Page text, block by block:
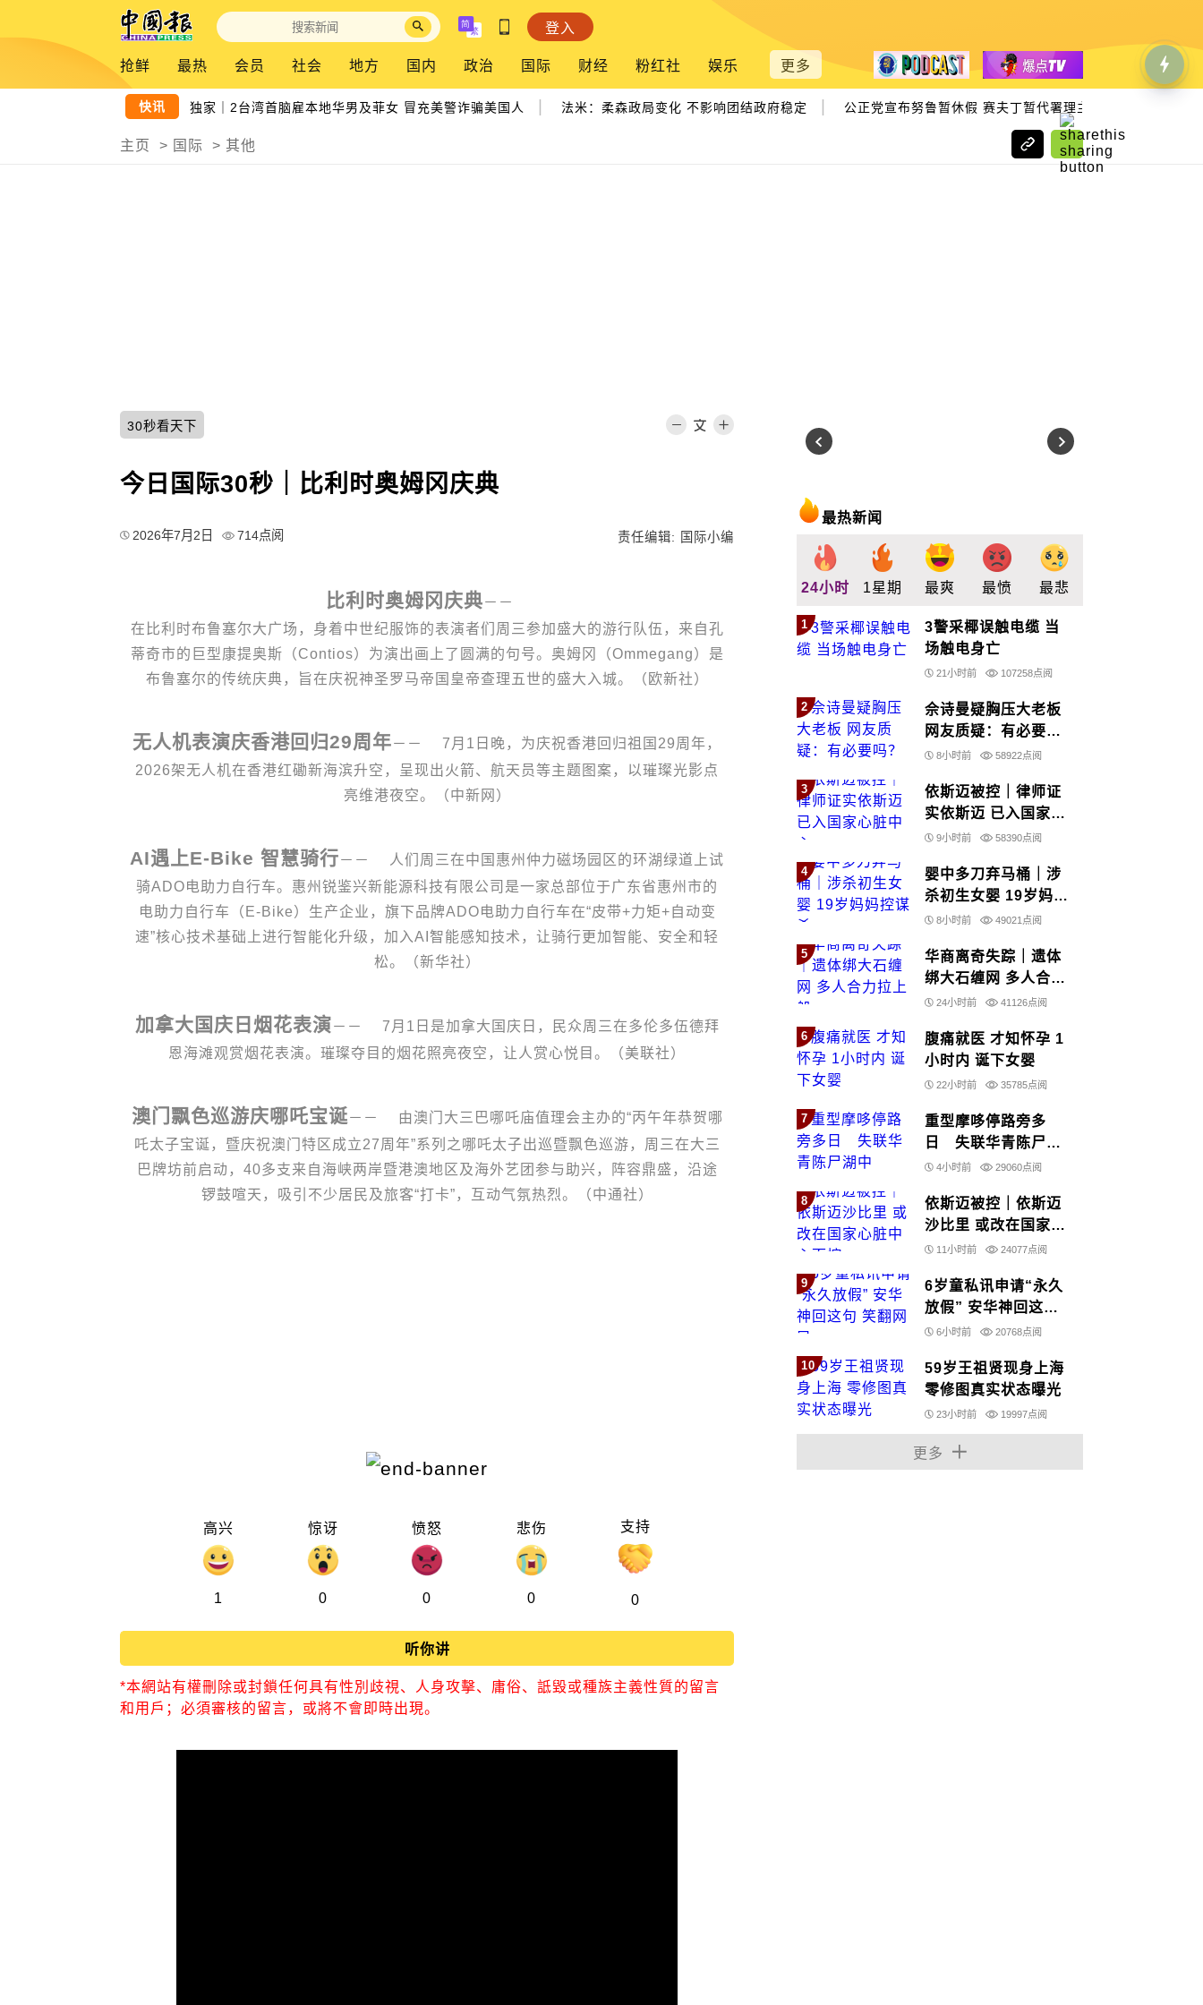
登入
抢鲜 最热 会员 社会 地方 国内 政治 国际 财经 粉红社 娱乐 更多
快讯 独家｜2台湾首脑雇本地华男及菲女 冒充美警诈骗美国人 法米：柔森政局变化 不影响团结政府稳定 公正党宣布努鲁暂休假 赛夫丁暂代署理主席
主页 > 国际 > 其他
30秒看天下
今日国际30秒｜比利时奥姆冈庆典
2026年7月2日 714点阅 责任编辑: 国际小编
比利时奥姆冈庆典－－
在比利时布鲁塞尔大广场，身着中世纪服饰的表演者们周三参加盛大的游行队伍，来自孔
蒂奇市的巨型康提奥斯（Contios）为演出画上了圆满的句号。奥姆冈（Ommegang）是
布鲁塞尔的传统庆典，旨在庆祝神圣罗马帝国皇帝查理五世的盛大入城。（欧新社）
无人机表演庆香港回归29周年－－ 7月1日晚，为庆祝香港回归祖国29周年，
2026架无人机在香港红磡新海滨升空，呈现出火箭、航天员等主题图案，以璀璨光影点
亮维港夜空。（中新网）
AI遇上E-Bike 智慧骑行－－ 人们周三在中国惠州仲力磁场园区的环湖绿道上试
骑ADO电助力自行车。惠州锐鉴兴新能源科技有限公司是一家总部位于广东省惠州市的
电助力自行车（E-Bike）生产企业，旗下品牌ADO电助力自行车在“皮带+力矩+自动变
速”核心技术基础上进行智能化升级，加入AI智能感知技术，让骑行更加智能、安全和轻
松。（新华社）
加拿大国庆日烟花表演－－ 7月1日是加拿大国庆日，民众周三在多伦多伍德拜
恩海滩观赏烟花表演。璀璨夺目的烟花照亮夜空，让人赏心悦目。（美联社）
澳门飘色巡游庆哪吒宝诞－－ 由澳门大三巴哪吒庙值理会主办的“丙午年恭贺哪
吒太子宝诞，暨庆祝澳门特区成立27周年”系列之哪吒太子出巡暨飘色巡游，周三在大三
巴牌坊前启动，40多支来自海峡两岸暨港澳地区及海外艺团参与助兴，阵容鼎盛，沿途
锣鼓喧天，吸引不少居民及旅客“打卡”，互动气氛热烈。（中通社）
高兴
1
惊讶
0
愤怒
0
悲伤
0
支持
0
听你讲
*本網站有權刪除或封鎖任何具有性別歧視、人身攻擊、庸俗、詆毀或種族主義性質的留言
和用戶；必須審核的留言，或將不會即時出現。
最热新闻
24小时 1星期 最爽 最愤 最悲
1
3警采椰误触电缆 当
场触电身亡
21小时前 107258点阅
2
佘诗曼疑胸压大老板
网友质疑：有必要
吗？
8小时前 58922点阅
3
依斯迈被控｜律师证
实依斯迈 已入国家心
脏中心
9小时前 58390点阅
4
婴中多刀弃马桶｜涉
杀初生女婴 19岁妈妈
控谋杀
8小时前 49021点阅
5
华商离奇失踪｜遗体
绑大石缠网 多人合力
拉上船
24小时前 41126点阅
6
腹痛就医 才知怀孕 1
小时内 诞下女婴
22小时前 35785点阅
7
重型摩哆停路旁多
日 失联华青陈尸湖
中4小时前 29060点阅
8
依斯迈被控｜依斯迈
沙比里 或改在国家心
脏中心面控
11小时前 24077点阅
9
6岁童私讯申请“永久
放假” 安华神回这句
笑翻网民
6小时前 20768点阅
10
59岁王祖贤现身上海
零修图真实状态曝光
23小时前 19997点阅
更多